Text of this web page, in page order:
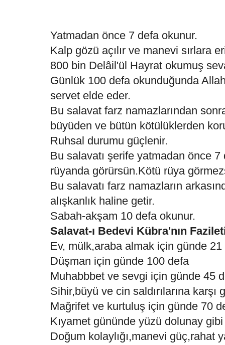
Yatmadan önce 7 defa okunur.
Kalp gözü açılır ve manevi sırlara
800 bin Delâil'ül Hayrat okumuş
Günlük 100 defa okunduğunda
servet elde eder.
Bu salavat farz namazlarından
büyüden ve bütün kötülüklerden
Ruhsal durumu güçlenir.
Bu salavatı şerife yatmadan önce
rüyanda görürsün.Kötü rüya
Bu salavatı farz namazların
alışkanlık haline getir.
Sabah-akşam 10 defa okunur.
Salavat-ı Bedevi Kübra'nın
Ev, mülk,araba almak için günde
Düşman için günde 100 defa
Muhabbbet ve sevgi için günde 45
Sihir,büyü ve cin saldırılarına
Mağrifet ve kurtuluş için günde 70
Kıyamet gününde yüzü dolunay
Doğum kolaylığı,manevi güç,rahat